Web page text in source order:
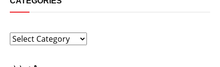
Categories